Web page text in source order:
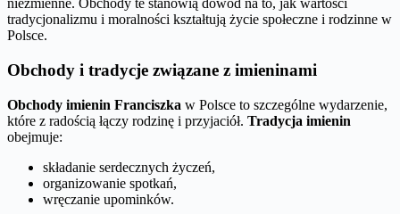
niezmienne. Obchody te stanowią dowód na to, jak wartości
tradycjonalizmu i moralności kształtują życie społeczne i rodzinne w
Polsce.
Obchody i tradycje związane z imieninami
Obchody imienin Franciszka w Polsce to szczególne wydarzenie,
które z radością łączy rodzinę i przyjaciół. Tradycja imienin
obejmuje:
składanie serdecznych życzeń,
organizowanie spotkań,
wręczanie upominków.